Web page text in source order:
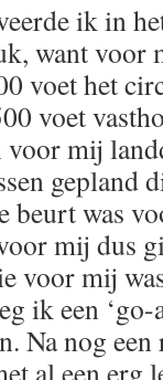
ik in
want voor
voet het
voet
voor mij
gepland
beurt was
mij dus
voor mij
ik een
Na nog
al een erg